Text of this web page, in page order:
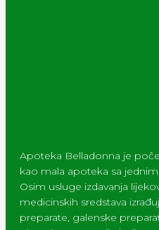
Apoteka Belladonna je
kao mala apoteka sa
Osim usluge izdavanja
medicinskih sredstava
preparate, galenske